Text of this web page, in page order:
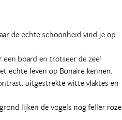
de echte schoonheid vind je op
board en trotseer de zee!
echte leven op Bonaire kennen.
uitgestrekte witte vlaktes en
lijken de vogels nog feller